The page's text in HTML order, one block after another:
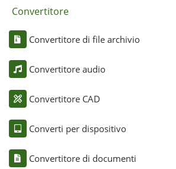
Convertitore
Convertitore di file archivio
Convertitore audio
Convertitore CAD
Converti per dispositivo
Convertitore di documenti